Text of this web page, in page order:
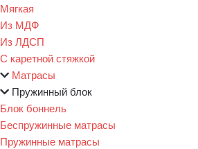
Мягкая
Из МДФ
Из ЛДСП
С каретной стяжкой
Матрасы
Пружинный блок
Блок боннель
Беспружинные матрасы
Пружинные матрасы